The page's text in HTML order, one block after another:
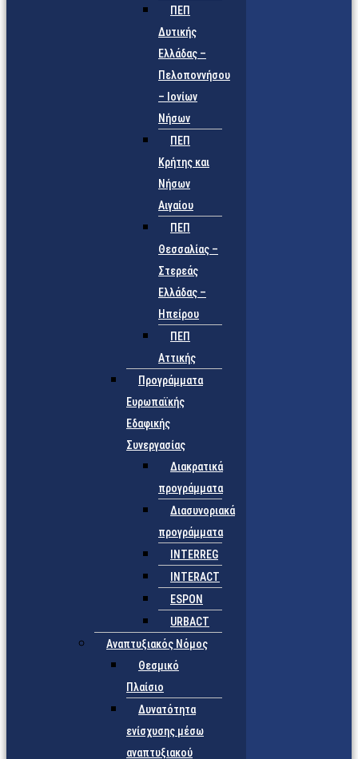
ΠΕΠ
Δυτικής
Ελλάδας –
Πελοποννήσου
– Ιονίων
Νήσων
ΠΕΠ
Κρήτης και
Νήσων
Αιγαίου
ΠΕΠ
Θεσσαλίας –
Στερεάς
Ελλάδας –
Ηπείρου
ΠΕΠ
Αττικής
Προγράμματα
Ευρωπαϊκής
Εδαφικής
Συνεργασίας
Διακρατικά
προγράμματα
Διασυνοριακά
προγράμματα
INTERREG
INTERACT
ESPON
URBACT
Αναπτυξιακός Νόμος
Θεσμικό
Πλαίσιο
Δυνατότητα
ενίσχυσης μέσω
αναπτυξιακού